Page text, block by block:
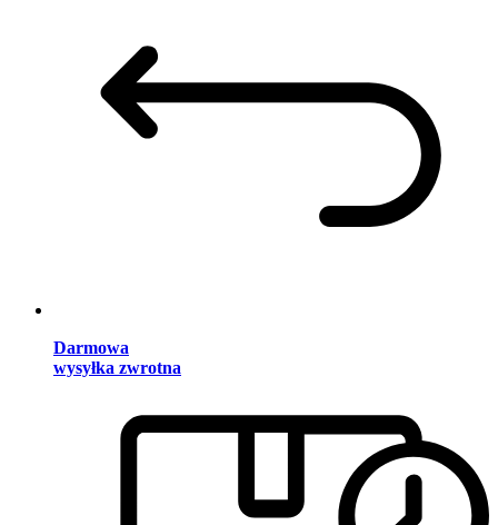
Darmowa
wysyłka zwrotna